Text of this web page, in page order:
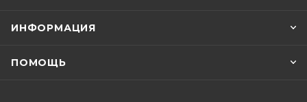
ИНФОРМАЦИЯ
ПОМОЩЬ